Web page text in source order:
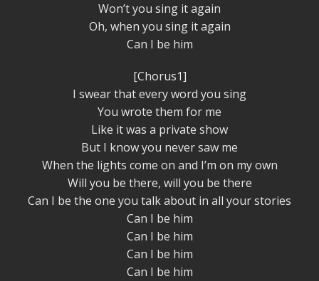
Won’t you sing it again
Oh, when you sing it again
Can I be him
[Chorus1]
I swear that every word you sing
You wrote them for me
Like it was a private show
But I know you never saw me
When the lights come on and I’m on my own
Will you be there, will you be there
Can I be the one you talk about in all your stories
Can I be him
Can I be him
Can I be him
Can I be him